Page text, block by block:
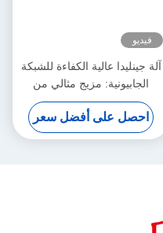
فيديو
آلة جينليدا عالية الكفاءة للشبكة
الجابيونية: مزيج مثالي من
الإنتاج السريع والنسيج الدقيق
لزيادة الإنتاجية
احصل على أفضل سعر